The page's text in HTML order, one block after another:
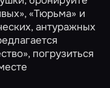
,«Тюрьма» и
антуражных
, погрузиться